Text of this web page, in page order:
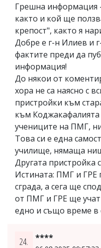
Грешна информация -
както и кой ще
крепост", както я
Добре е г-н Илиев и
фактите преди да
информация!
До някои от
хора не са наясно с
пристройки към
към Коджакафалията
учениците на ПМГ,
Това си е една
училище, нямаща
Другата пристройка
Истината: ПМГ и ГРЕ
сграда, а сега ще
от ПМГ и ГРЕ ще учат
едно и също време в
24. ****